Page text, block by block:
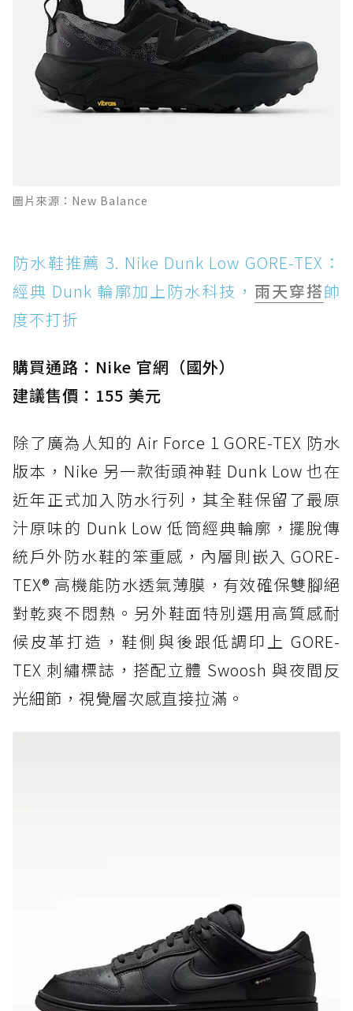
圖片來源：New Balance
防水鞋推薦 3. Nike Dunk Low GORE-TEX：
經典 Dunk 輪廓加上防水科技， 雨天穿搭帥
度不打折
購買通路：Nike 官網（國外）
建議售價：155 美元
除了廣為人知的 Air Force 1 GORE-TEX 防水
版本，Nike 另一款街頭神鞋 Dunk Low 也在
近年正式加入防水行列，其全鞋保留了最原
汁原味的 Dunk Low 低筒經典輪廓，擺脫傳
統戶外防水鞋的笨重感，內層則嵌入 GORE-
TEX® 高機能防水透氣薄膜，有效確保雙腳絕
對乾爽不悶熱。另外鞋面特別選用高質感耐
候皮革打造，鞋側與後跟低調印上 GORE-
TEX 刺繡標誌，搭配立體 Swoosh 與夜間反
光細節，視覺層次感直接拉滿。